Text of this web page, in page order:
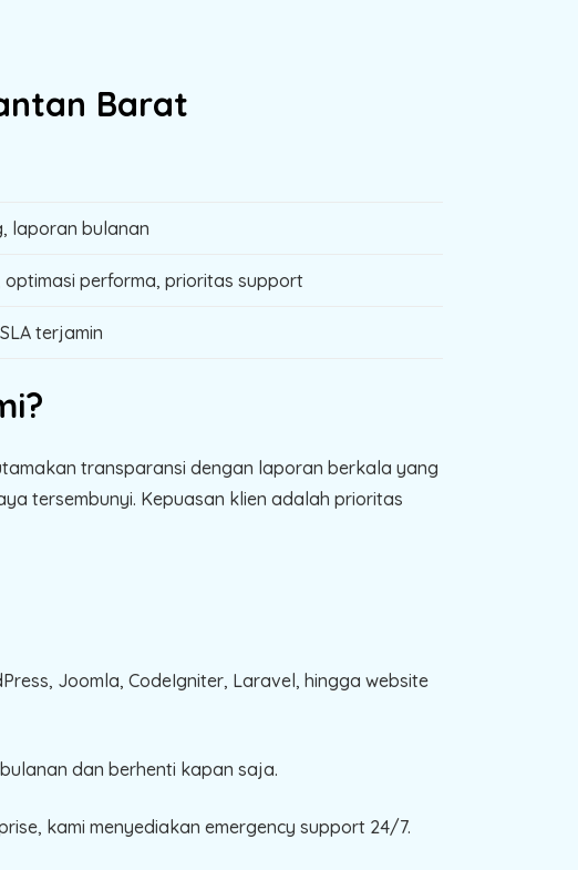
Barat
laporan bulanan
optimasi performa, prioritas support
terjamin
transparansi dengan laporan berkala yang
tersembunyi. Kepuasan klien adalah prioritas
Joomla, CodeIgniter, Laravel, hingga website
dan berhenti kapan saja.
kami menyediakan emergency support 24/7.